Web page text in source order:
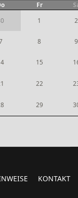
Fr
1 2
8 9
15
22
29
KONTAKT